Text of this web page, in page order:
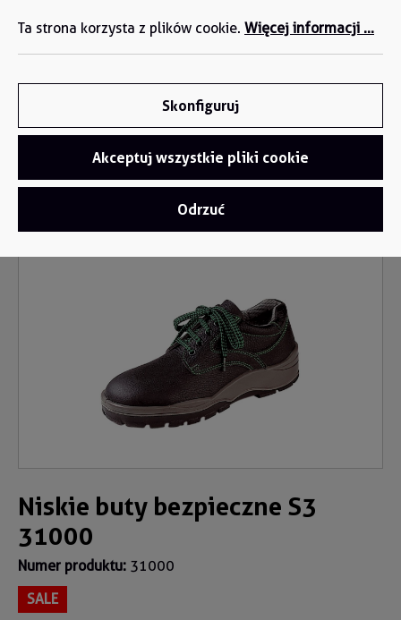
zawartości
+48 694 423 666
Buty i trzewiki / But ochronny S3
Niskie buty bezpieczne S3
31000
Numer produktu: 31000
SALE
Ta strona korzysta z plików cookie. Więcej informacji ...
Skonfiguruj
Akceptuj wszystkie pliki cookie
Odrzuć